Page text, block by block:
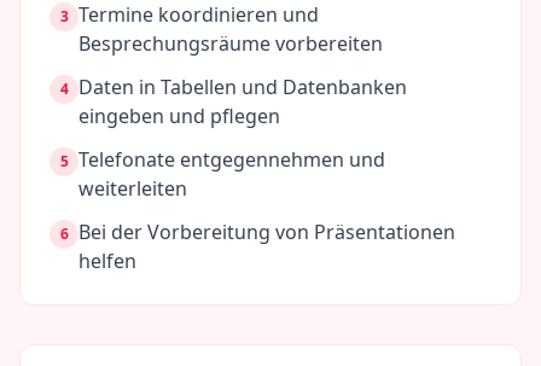
3 Termine koordinieren und
Besprechungsräume vorbereiten
4 Daten in Tabellen und Datenbanken
eingeben und pflegen
5 Telefonate entgegennehmen und
weiterleiten
6 Bei der Vorbereitung von Präsentationen
helfen